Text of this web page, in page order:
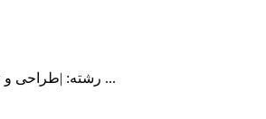
رشته: |طراحی و نقاشی|نقاشیخط|خوش ...